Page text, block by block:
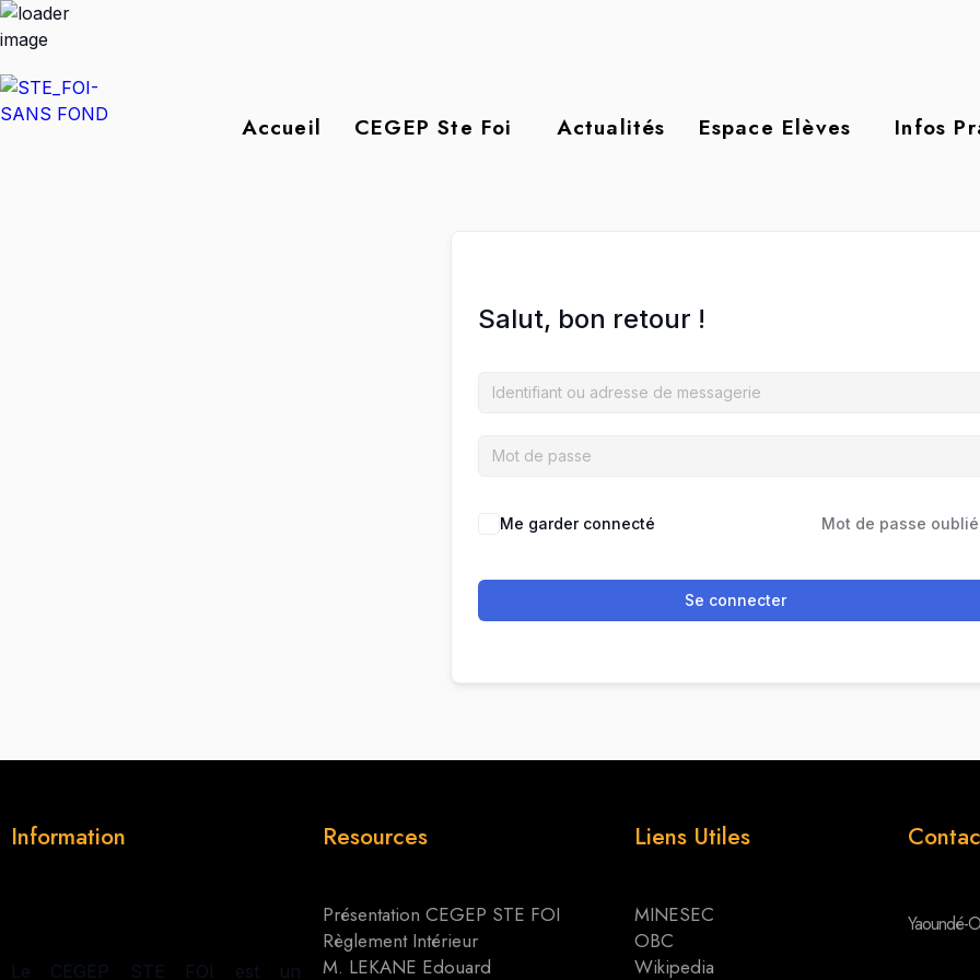
Accueil CEGEP Ste Foi Actualités Espace Elèves Infos
Salut, bon retour !
Me garder connecté Mot de passe
Se connecter
Information
Le CEGEP STE FOI est un
Resources
Présentation CEGEP STE FOI
Règlement Intérieur
M. LEKANE Edouard
Liens Utiles
MINESEC
OBC
Wikipedia
Yaoundé-